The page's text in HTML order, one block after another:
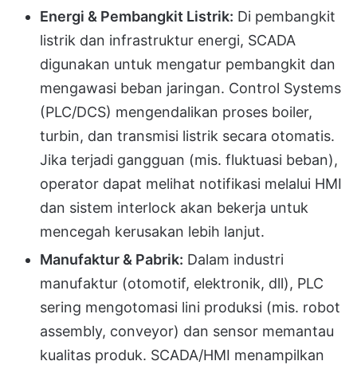
Energi & Pembangkit Listrik: Di pembangkit
listrik dan infrastruktur energi, SCADA
digunakan untuk mengatur pembangkit dan
mengawasi beban jaringan. Control Systems
(PLC/DCS) mengendalikan proses boiler,
turbin, dan transmisi listrik secara otomatis.
Jika terjadi gangguan (mis. fluktuasi beban),
operator dapat melihat notifikasi melalui HMI
dan sistem interlock akan bekerja untuk
mencegah kerusakan lebih lanjut.
Manufaktur & Pabrik: Dalam industri
manufaktur (otomotif, elektronik, dll), PLC
sering mengotomasi lini produksi (mis. robot
assembly, conveyor) dan sensor memantau
kualitas produk. SCADA/HMI menampilkan